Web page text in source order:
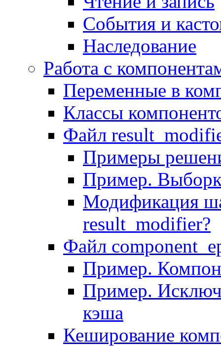
События и
Наследование
Работа с
Переменные в
Классы
Файл
Примеры
Пример.
Модификация
result_modifier?
Файл
Пример.
Пример.
кэша
Кеширование